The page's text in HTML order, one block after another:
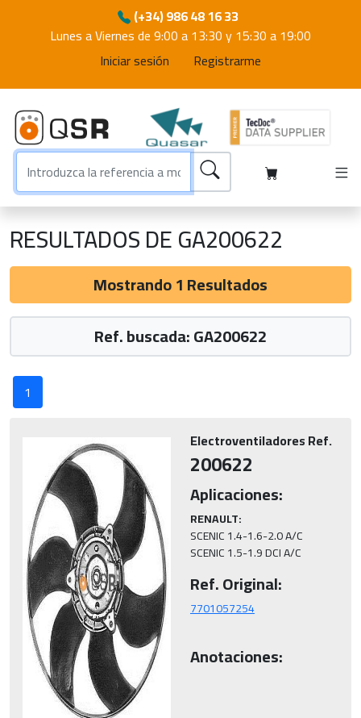
(+34) 986 48 16 33
Lunes a Viernes de 9:00 a 13:30 y 15:30 a 19:00
Iniciar sesión
Registrarme
RESULTADOS DE GA200622
Mostrando 1 Resultados
Ref. buscada: GA200622
1
Electroventiladores Ref.
200622
Aplicaciones:
RENAULT:
SCENIC 1.4-1.6-2.0 A/C
SCENIC 1.5-1.9 DCI A/C
Ref. Original:
Anotaciones: